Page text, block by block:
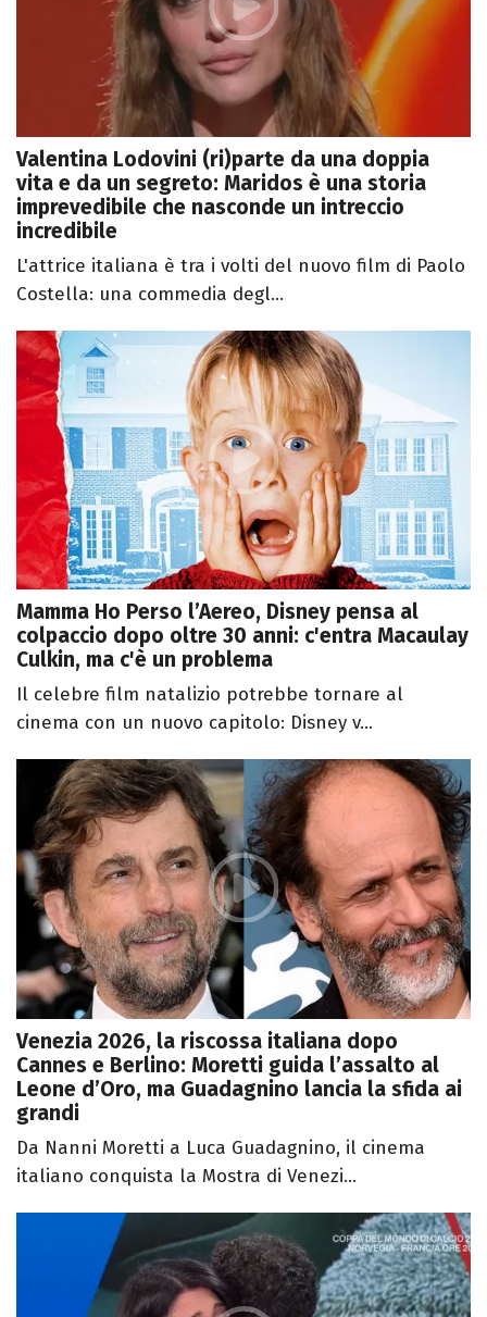
Valentina Lodovini (ri)parte da una doppia
vita e da un segreto: Maridos è una storia
imprevedibile che nasconde un intreccio
incredibile
L'attrice italiana è tra i volti del nuovo film di Paolo
Costella: una commedia degl...
Mamma Ho Perso l’Aereo, Disney pensa al
colpaccio dopo oltre 30 anni: c'entra Macaulay
Culkin, ma c'è un problema
Il celebre film natalizio potrebbe tornare al
cinema con un nuovo capitolo: Disney v...
Venezia 2026, la riscossa italiana dopo
Cannes e Berlino: Moretti guida l’assalto al
Leone d’Oro, ma Guadagnino lancia la sfida ai
grandi
Da Nanni Moretti a Luca Guadagnino, il cinema
italiano conquista la Mostra di Venezi...